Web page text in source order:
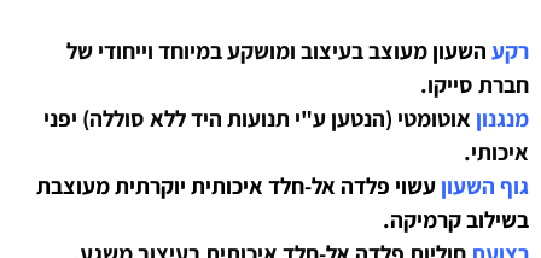
רקע השעון מעוצב בעיצוב ומושקע במיוחד וייחודי של
חברת סייקו.
מנגנון אוטומטי (הנטען ע"י תנועות היד ללא סוללה) יפני
איכותי.
גוף השעון עשוי פלדה אל-חלד איכותית יוקרתית מעוצבת
בשילוב קרמיקה.